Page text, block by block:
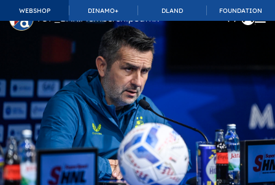
WEBSHOP DINAMO+ DLAND FOUNDATION
TOP_BAR.MembershipSuffix